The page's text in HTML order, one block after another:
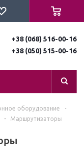
+38 (068) 516-00-16
+38 (050) 515-00-16
оборудование
-
- Маршрутизаторы